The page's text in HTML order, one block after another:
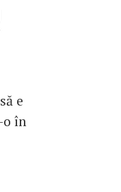
e
o în